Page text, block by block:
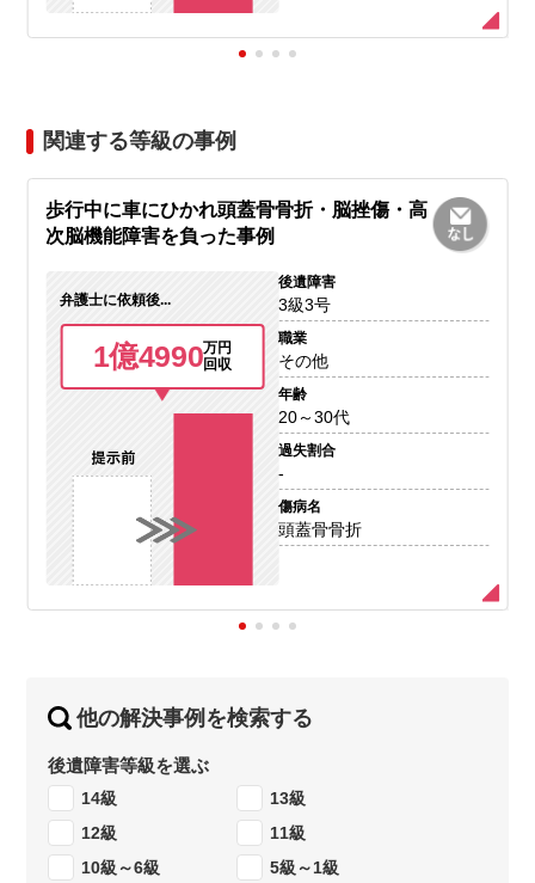
関連する等級の事例
歩行中に車にひかれ頭蓋骨骨折・脳挫傷・高
次脳機能障害を負った事例
弁護士に依頼後...
1億4990万円
回収
後遺障害
3級3号
職業
その他
年齢
20～30代
過失割合
-
傷病名
頭蓋骨骨折
他の解決事例を検索する
後遺障害等級を選ぶ
14級
13級
12級
11級
10級～6級
5級～1級